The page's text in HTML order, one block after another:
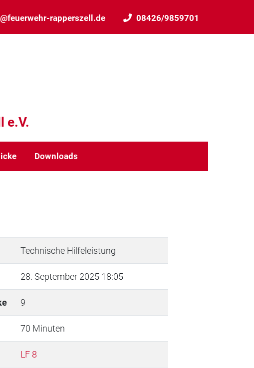
rapperszell.de 08426/9859701
e.V.
Downloads
Technische Hilfeleistung
28. September 2025 18:05
9
70 Minuten
LF 8